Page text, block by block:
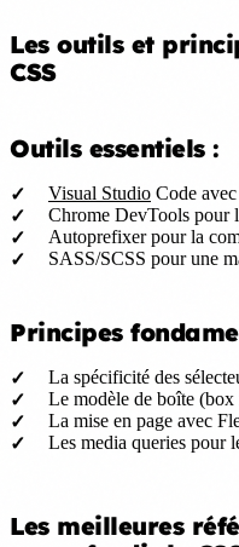
Les outils et
CSS
Outils essentiels :
Visual Studio Code
Chrome DevTools pour
Autoprefixer pour la
SASS/SCSS pour une
Principes
La spécificité des
Le modèle de boîte (box
La mise en page avec
Les media queries pour
Les meilleures